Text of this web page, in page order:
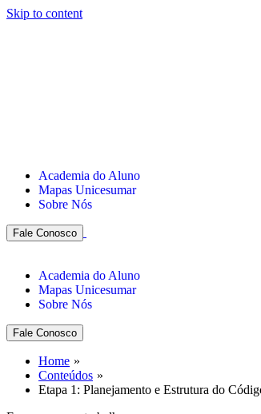
Skip to content
Academia do Aluno
Mapas Unicesumar
Sobre Nós
Fale Conosco
Academia do Aluno
Mapas Unicesumar
Sobre Nós
Fale Conosco
Home
Conteúdos
Etapa 1: Planejamento e Estrutura do